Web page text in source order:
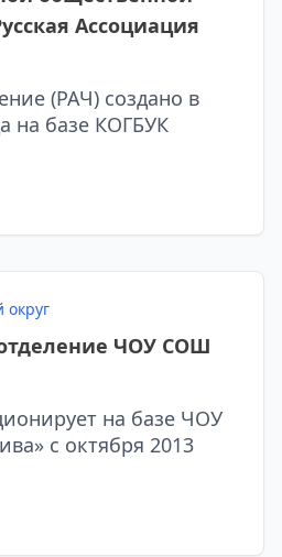
Ассоциация
(РАЧ) создано в
на базе КОГБУК
ЧОУ СОШ
на базе ЧОУ
с октября 2013